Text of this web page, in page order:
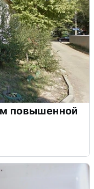
повышенной